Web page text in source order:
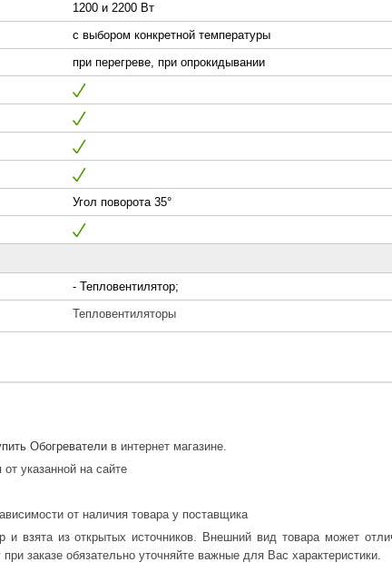
1200 и 2200 Вт
с выбором конкретной температуры
при перегреве, при опрокидывании
Угол поворота 35°
- Тепловентилятор;
Тепловентиляторы
Обогреватели в интернет магазине.
указанной на сайте
от наличия товара у поставщика
и взята из открытых источников. Внешний вид товара может
заказе обязательно уточняйте важные для Вас характеристики.